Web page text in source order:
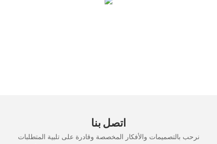
اتصل بنا
نرحب بالتصميمات والأفكار المخصصة وقادرة على تلبية المتطلبات